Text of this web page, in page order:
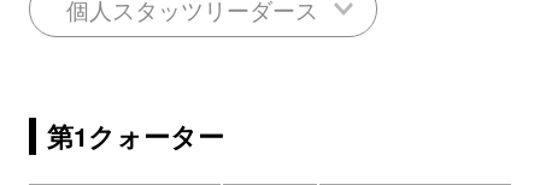
個人スタッツリーダース
第1クォーター